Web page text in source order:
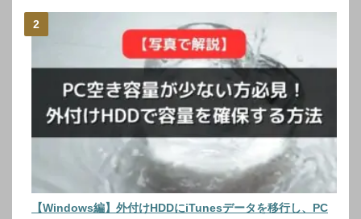
【Windows編】外付けHDDにiTunesデータを移行し、PC